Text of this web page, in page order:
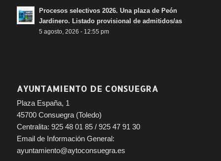
Procesos selectivos 2026. Una plaza de Peón
Jardinero. Listado provisional de admitidos/as
5 agosto, 2026 - 12:55 pm
AYUNTAMIENTO DE CONSUEGRA
Plaza España, 1
45700 Consuegra (Toledo)
Centralita: 925 48 01 85 / 925 47 91 30
Email de Información General:
ayuntamiento@aytoconsuegra.es